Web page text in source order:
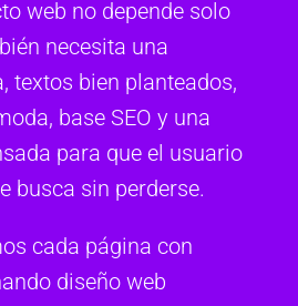
web no depende solo
necesita una
textos bien planteados,
base SEO y una
para que el usuario
busca sin perderse.
cada página con
diseño web